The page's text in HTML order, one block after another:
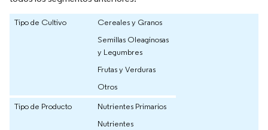
Tipo de Cultivo
Cereales y Granos
Semillas Oleaginosas
y Legumbres
Frutas y Verduras
Otros
Tipo de Producto
Nutrientes Primarios
Nutrientes